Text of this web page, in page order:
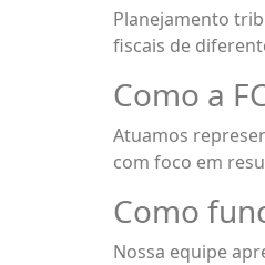
Planejamento
fiscais de
Como a
Atuamos
com foco em
Como
Nossa equipe